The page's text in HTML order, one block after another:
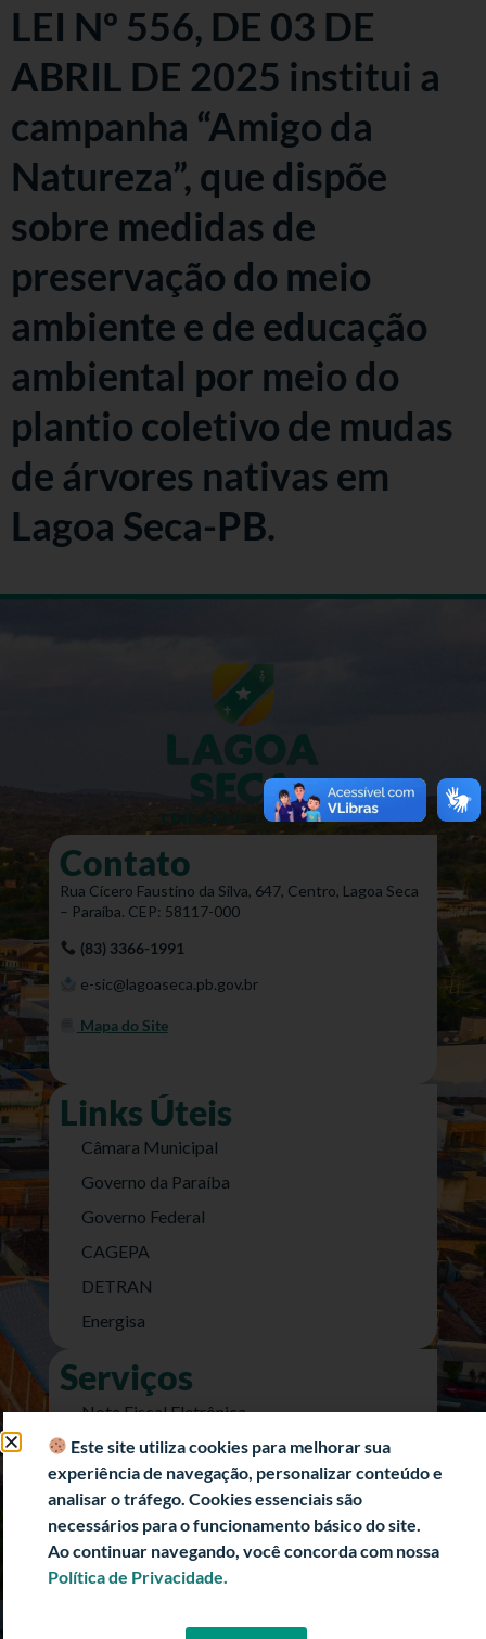
LEI Nº 556, DE 03 DE
ABRIL DE 2025 institui a
campanha “Amigo da
Natureza”, que dispõe
sobre medidas de
preservação do meio
ambiente e de educação
ambiental por meio do
plantio coletivo de mudas
de árvores nativas em
Lagoa Seca-PB.
Contato
Rua Cícero Faustino da Silva, 647, Centro, Lagoa Seca
– Paraíba. CEP: 58117-000
(83) 3366-1991
e-sic@lagoaseca.pb.gov.br
Mapa do Site
Links Úteis
Câmara Municipal
Governo da Paraíba
Governo Federal
CAGEPA
DETRAN
Energisa
Serviços
Nota Fiscal Eletrônica
e-SIC (Acesso a Informação)
Transparência Fiscal
História
Informações Turísticas
Politica de Privacidade
Este site utiliza cookies para melhorar sua
experiência de navegação, personalizar conteúdo e
analisar o tráfego. Cookies essenciais são
necessários para o funcionamento básico do site.
Ao continuar navegando, você concorda com nossa
Política de Privacidade.